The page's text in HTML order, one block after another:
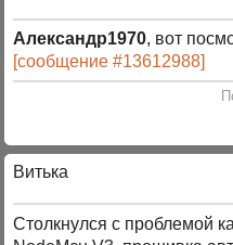
Александр1970, вот
[сообщение #13612988]
Витька
Столкнулся с проблемой